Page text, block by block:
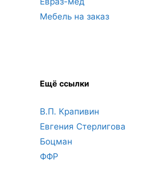
Мебель на заказ
Ещё ссылки
В.П. Крапивин
Евгения Стерлигова
Боцман
ФФР